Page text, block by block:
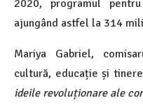
2020, programul
ajungând astfel la 314
Mariya Gabriel,
cultură, educație și
ideile revoluționare ale